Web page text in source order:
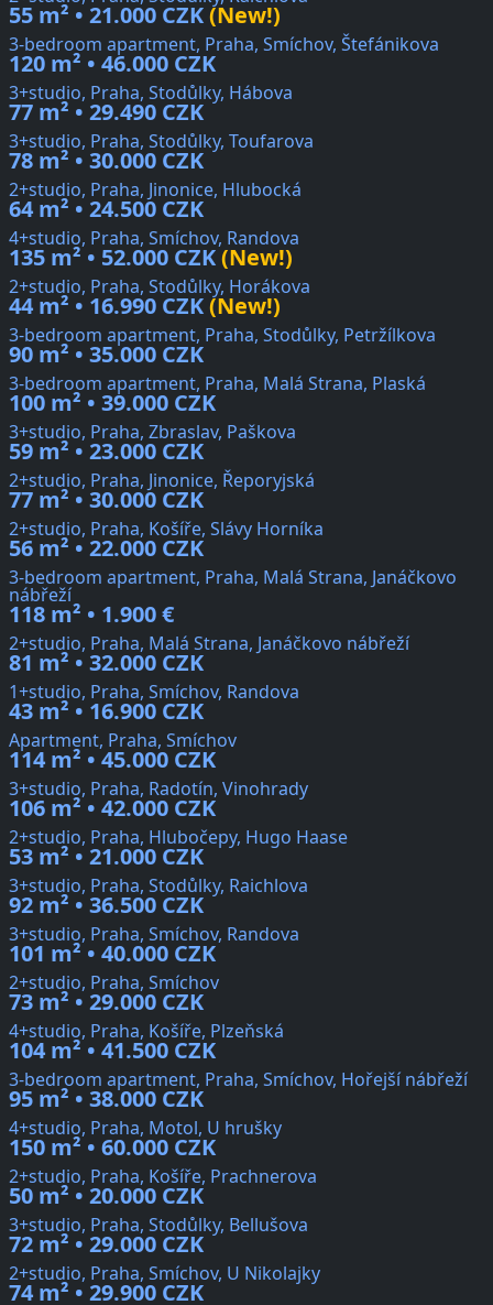
55 m² • 21.000 CZK(New!)
3-bedroom apartment, Praha, Smíchov, Štefánikova
120 m² • 46.000 CZK
3+studio, Praha, Stodůlky, Hábova
77 m² • 29.490 CZK
3+studio, Praha, Stodůlky, Toufarova
78 m² • 30.000 CZK
2+studio, Praha, Jinonice, Hlubocká
64 m² • 24.500 CZK
4+studio, Praha, Smíchov, Randova
135 m² • 52.000 CZK(New!)
2+studio, Praha, Stodůlky, Horákova
44 m² • 16.990 CZK(New!)
3-bedroom apartment, Praha, Stodůlky, Petržílkova
90 m² • 35.000 CZK
3-bedroom apartment, Praha, Malá Strana, Plaská
100 m² • 39.000 CZK
3+studio, Praha, Zbraslav, Paškova
59 m² • 23.000 CZK
2+studio, Praha, Jinonice, Řeporyjská
77 m² • 30.000 CZK
2+studio, Praha, Košíře, Slávy Horníka
56 m² • 22.000 CZK
3-bedroom apartment, Praha, Malá Strana, Janáčkovo
nábřeží
118 m² • 1.900 €
2+studio, Praha, Malá Strana, Janáčkovo nábřeží
81 m² • 32.000 CZK
1+studio, Praha, Smíchov, Randova
43 m² • 16.900 CZK
Apartment, Praha, Smíchov
114 m² • 45.000 CZK
3+studio, Praha, Radotín, Vinohrady
106 m² • 42.000 CZK
2+studio, Praha, Hlubočepy, Hugo Haase
53 m² • 21.000 CZK
3+studio, Praha, Stodůlky, Raichlova
92 m² • 36.500 CZK
3+studio, Praha, Smíchov, Randova
101 m² • 40.000 CZK
2+studio, Praha, Smíchov
73 m² • 29.000 CZK
4+studio, Praha, Košíře, Plzeňská
104 m² • 41.500 CZK
3-bedroom apartment, Praha, Smíchov, Hořejší nábřeží
95 m² • 38.000 CZK
4+studio, Praha, Motol, U hrušky
150 m² • 60.000 CZK
2+studio, Praha, Košíře, Prachnerova
50 m² • 20.000 CZK
3+studio, Praha, Stodůlky, Bellušova
72 m² • 29.000 CZK
2+studio, Praha, Smíchov, U Nikolajky
74 m² • 29.900 CZK